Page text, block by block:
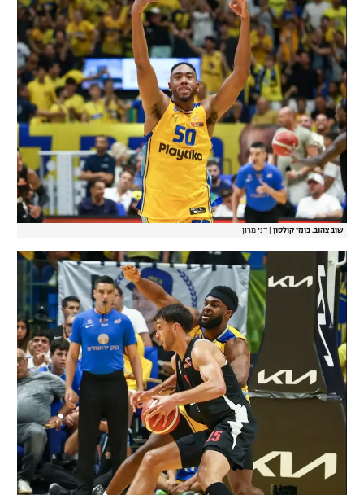
שוב צהוב. בונזי קולסון דני מרון